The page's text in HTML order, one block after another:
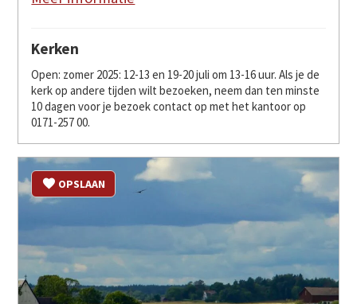
Kerken
Open: zomer 2025: 12-13 en 19-20 juli om 13-16 uur. Als je de
kerk op andere tijden wilt bezoeken, neem dan ten minste
10 dagen voor je bezoek contact op met het kantoor op
0171-257 00.
OPSLAAN